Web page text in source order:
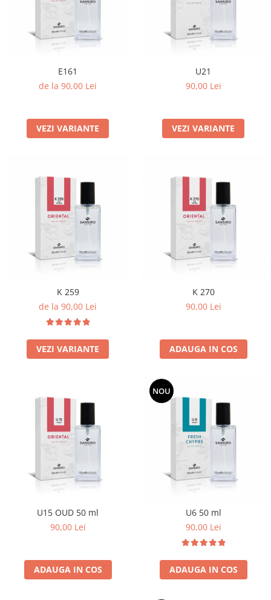
E161
de la 90,00 Lei
VEZI VARIANTE
U21
90,00 Lei
VEZI VARIANTE
K 259
de la 90,00 Lei
VEZI VARIANTE
K 270
90,00 Lei
ADAUGA IN COS
U15 OUD 50 ml
90,00 Lei
ADAUGA IN COS
NOU
U6 50 ml
90,00 Lei
ADAUGA IN COS